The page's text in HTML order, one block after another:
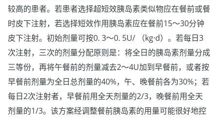
较高的患者。若患者选择超短效胰岛素类似物应在餐前或餐
时皮下注射，若选择短效作用胰岛素应在餐前15～30分钟
皮下注射。初始剂量可按0. 3～0. 5U/ （kg·d）。若每日3
次注射，三次的剂量分配原则是：将全日的胰岛素剂量分成
三等份，再将午餐前的剂量减去2～4U加到早餐前，或者按
早餐前剂量为全日总剂量的40%，午、晚餐前各为30%；若
每日2次注射者，早餐前用全天剂量的2/3，晚餐前用全天
剂量的1/3。该方案经调整餐前胰岛素的用量可能很好地控